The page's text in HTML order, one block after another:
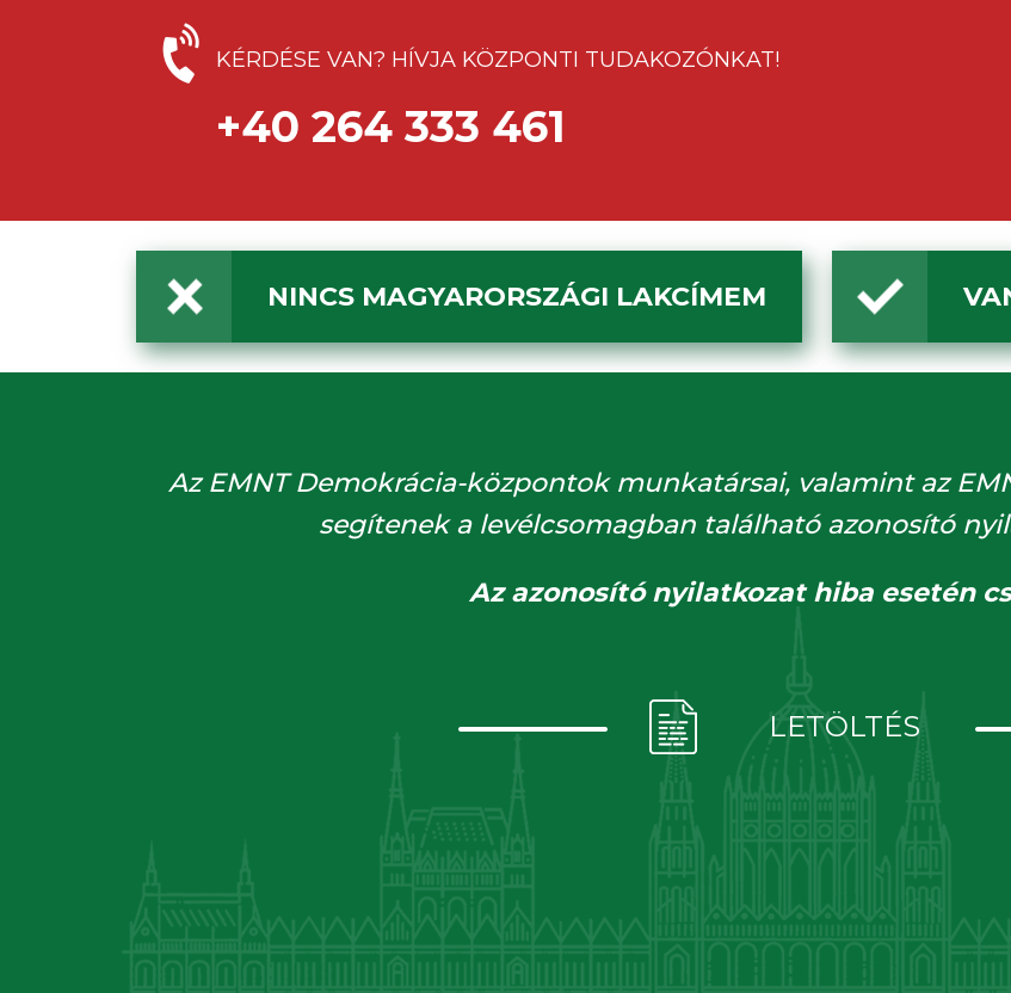
KÉRDÉSE VAN? HÍVJA KÖZPONTI TUDAKOZÓNKAT!
+40 264 333 461
NINCS MAGYARORSZÁGI LAKCÍMEM
Az EMNT Demokrácia-központok munkatársai, valamint az
segítenek a levélcsomagban található azonosító
Az azonosító nyilatkozat hiba esetén
LETÖLTÉS